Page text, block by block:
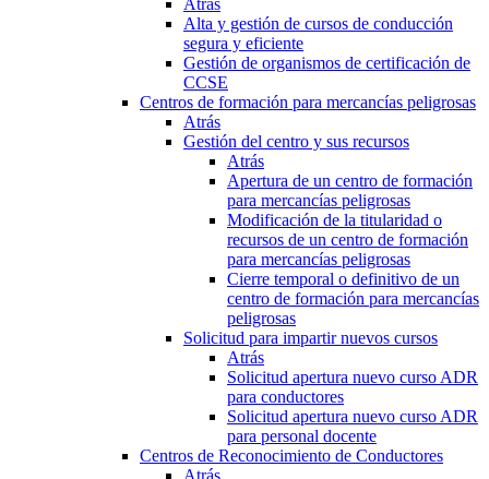
Atrás
Alta y gestión de cursos de conducción
segura y eficiente
Gestión de organismos de certificación de
CCSE
Centros de formación para mercancías peligrosas
Atrás
Gestión del centro y sus recursos
Atrás
Apertura de un centro de formación
para mercancías peligrosas
Modificación de la titularidad o
recursos de un centro de formación
para mercancías peligrosas
Cierre temporal o definitivo de un
centro de formación para mercancías
peligrosas
Solicitud para impartir nuevos cursos
Atrás
Solicitud apertura nuevo curso ADR
para conductores
Solicitud apertura nuevo curso ADR
para personal docente
Centros de Reconocimiento de Conductores